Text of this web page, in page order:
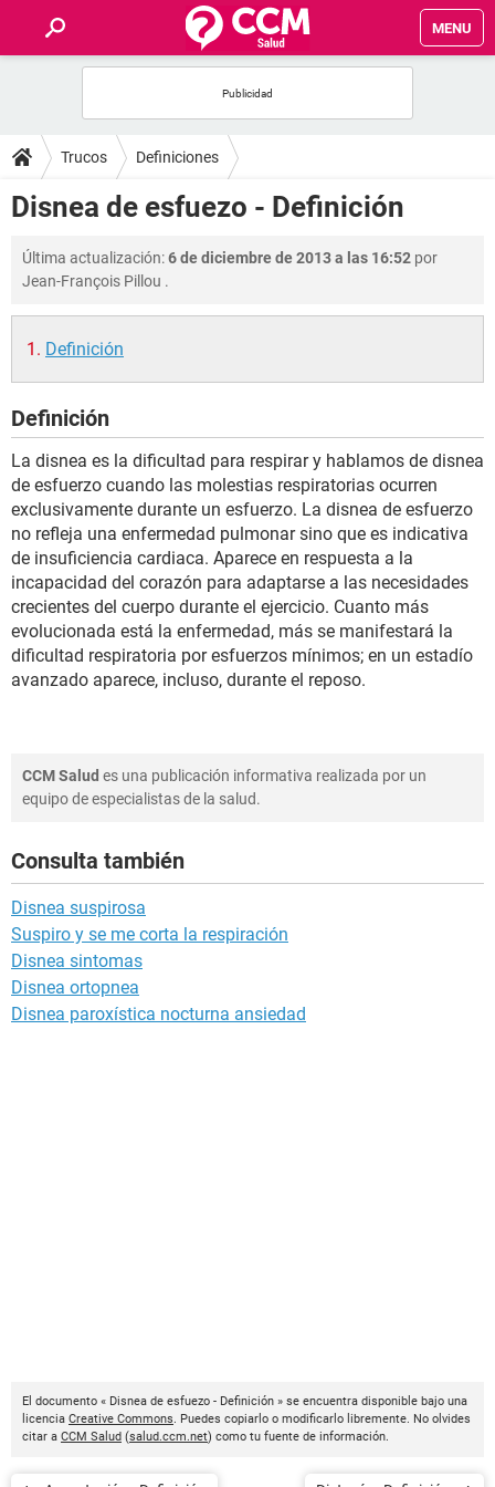
MENU
FOROS
SALUD
FAMILIA
NUTRICIÓN
SEXUALIDAD
GLOSARIO
Trucos Definiciones
Disnea de esfuezo - Definición
Última actualización:6 de diciembre de 2013 a las 16:52 por
Jean-François Pillou .
Definición
Definición
La disnea es la dificultad para respirar y hablamos de disnea
de esfuerzo cuando las molestias respiratorias ocurren
exclusivamente durante un esfuerzo. La disnea de esfuerzo
no refleja una enfermedad pulmonar sino que es indicativa
de insuficiencia cardiaca. Aparece en respuesta a la
incapacidad del corazón para adaptarse a las necesidades
crecientes del cuerpo durante el ejercicio. Cuanto más
evolucionada está la enfermedad, más se manifestará la
dificultad respiratoria por esfuerzos mínimos; en un estadío
avanzado aparece, incluso, durante el reposo.
CCM Salud es una publicación informativa realizada por un
equipo de especialistas de la salud.
Consulta también
Disnea suspirosa
Suspiro y se me corta la respiración
Disnea sintomas
Disnea ortopnea
Disnea paroxística nocturna ansiedad
El documento « Disnea de esfuezo - Definición » se encuentra disponible bajo una
licencia Creative Commons. Puedes copiarlo o modificarlo libremente. No olvides
citar a CCM Salud (salud.ccm.net) como tu fuente de información.